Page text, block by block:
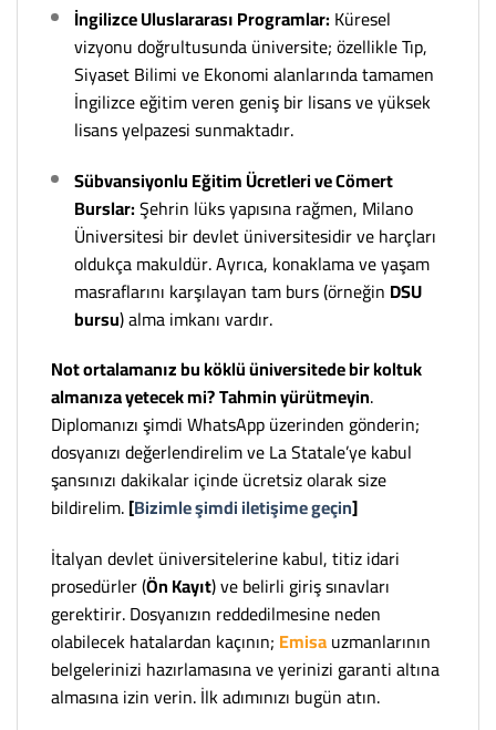
İngilizce Uluslararası Programlar: Küresel
vizyonu doğrultusunda üniversite; özellikle Tıp,
Siyaset Bilimi ve Ekonomi alanlarında tamamen
İngilizce eğitim veren geniş bir lisans ve yüksek
lisans yelpazesi sunmaktadır.
Sübvansiyonlu Eğitim Ücretleri ve Cömert
Burslar:Şehrin lüks yapısına rağmen, Milano
Üniversitesi bir devlet üniversitesidir ve harçları
oldukça makuldür. Ayrıca, konaklama ve yaşam
masraflarını karşılayan tam burs (örneğin DSU
bursu) alma imkanı vardır.
Not ortalamanız bu köklü üniversitede bir koltuk
almanıza yetecek mi?Tahmin yürütmeyin.
Diplomanızı şimdi WhatsApp üzerinden gönderin;
dosyanızı değerlendirelim ve La Statale’ye kabul
şansınızı dakikalar içinde ücretsiz olarak size
bildirelim.[Bizimle şimdi iletişime geçin]
İtalyan devlet üniversitelerine kabul, titiz idari
prosedürler (Ön Kayıt) ve belirli giriş sınavları
gerektirir. Dosyanızın reddedilmesine neden
olabilecek hatalardan kaçının; Emisauzmanlarının
belgelerinizi hazırlamasına ve yerinizi garanti altına
almasına izin verin. İlk adımınızı bugün atın.